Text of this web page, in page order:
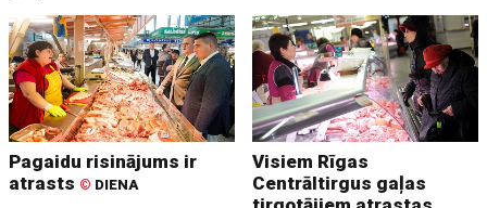
Pagaidu risinājums ir
atrasts © DIENA
Visiem Rīgas
Centrāltirgus gaļas